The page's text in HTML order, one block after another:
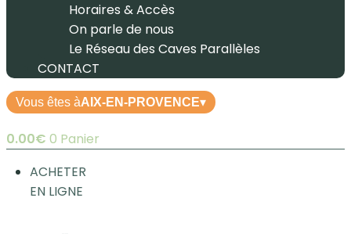
Horaires & Accès
On parle de nous
Le Réseau des Caves Parallèles
CONTACT
Vous êtes àAIX-EN-PROVENCE▾
0.00€ 0 Panier
ACHETER
EN LIGNE